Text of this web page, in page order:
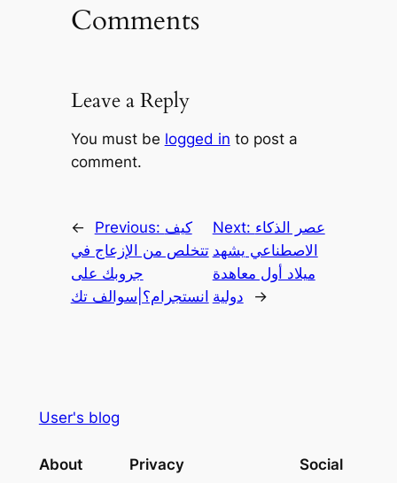
Comments
Leave a Reply
You must be logged in to post a
comment.
← Previous: كيف
تتخلص من الإزعاج في
جروبك على
انستجرام؟|سوالف تك
Next: عصر الذكاء
الاصطناعي يشهد
ميلاد أول معاهدة
دولية
→
User's blog
About Privacy Social